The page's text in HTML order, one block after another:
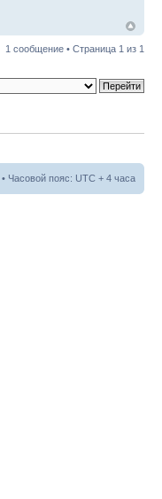
1 сообщение • Страница 1 из 1
• Часовой пояс: UTC + 4 часа